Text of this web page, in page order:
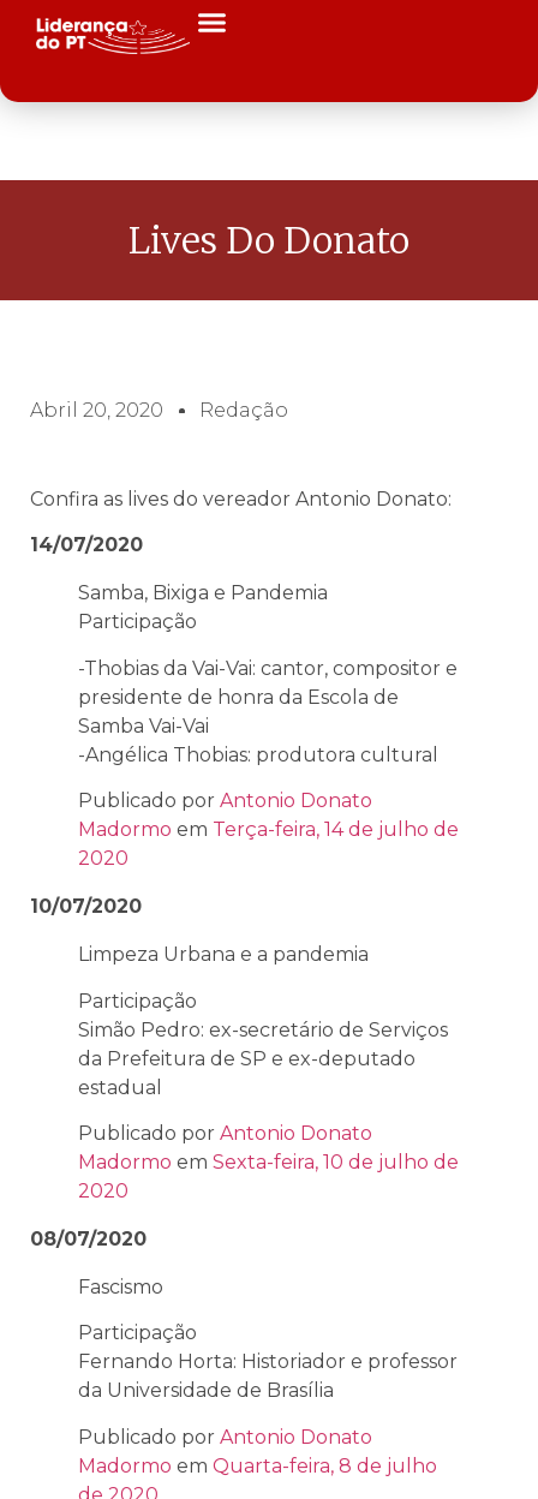
Lives Do Donato
Abril 20, 2020 Redação
Confira as lives do vereador Antonio Donato:
14/07/2020
Samba, Bixiga e Pandemia
Participação
-Thobias da Vai-Vai: cantor, compositor e
presidente de honra da Escola de
Samba Vai-Vai
-Angélica Thobias: produtora cultural
Publicado por Antonio Donato
Madormo em Terça-feira, 14 de julho de
2020
10/07/2020
Limpeza Urbana e a pandemia
Participação
Simão Pedro: ex-secretário de Serviços
da Prefeitura de SP e ex-deputado
estadual
Publicado por Antonio Donato
Madormo em Sexta-feira, 10 de julho de
2020
08/07/2020
Fascismo
Participação
Fernando Horta: Historiador e professor
da Universidade de Brasília
Publicado por Antonio Donato
Madormo em Quarta-feira, 8 de julho